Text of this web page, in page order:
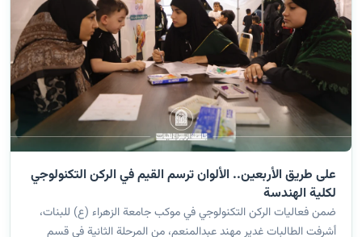
على طريق الأربعين.. الألوان ترسم القيم في الركن التكنولوجي
لكلية الهندسة
ضمن فعاليات الركن التكنولوجي في موكب جامعة الزهراء (ع) للبنات،
أشرفت الطالبات غدير مهند عبدالمنعم، من المرحلة الثانية في قسم